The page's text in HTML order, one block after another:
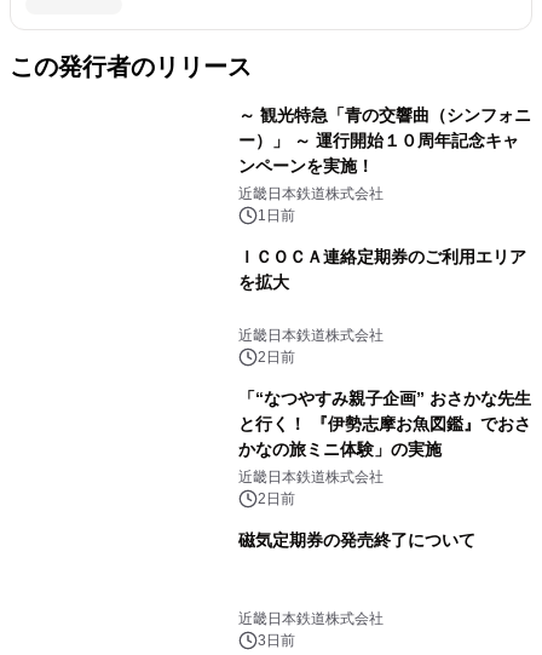
この発行者のリリース
～ 観光特急「青の交響曲（シンフォニ
ー）」 ～ 運行開始１０周年記念キャ
ンペーンを実施！
近畿日本鉄道株式会社
1日前
ＩＣＯＣＡ連絡定期券のご利用エリア
を拡大
近畿日本鉄道株式会社
2日前
「“なつやすみ親子企画” おさかな先生
と行く！ 『伊勢志摩お魚図鑑』でおさ
かなの旅ミニ体験」の実施
近畿日本鉄道株式会社
2日前
磁気定期券の発売終了について
近畿日本鉄道株式会社
3日前